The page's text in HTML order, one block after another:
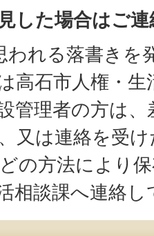
した場合はご
われる落書きを
高石市人権・
管理者の方は、
又は連絡を受
の方法により
相談課へ連絡